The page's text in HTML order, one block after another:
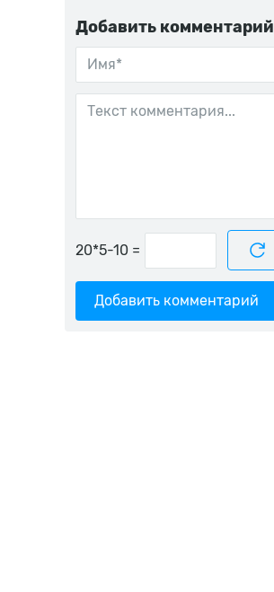
Добавить комментарий
=
Добавить комментарий